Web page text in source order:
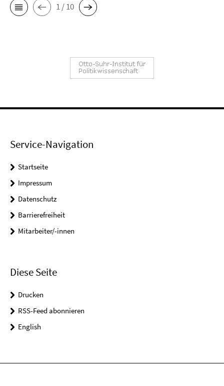
1 / 10
Service-Navigation
Startseite
Impressum
Datenschutz
Barrierefreiheit
Mitarbeiter/-innen
Diese Seite
Drucken
RSS-Feed abonnieren
English